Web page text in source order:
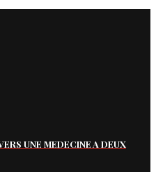
UNE MEDECINE A DEUX